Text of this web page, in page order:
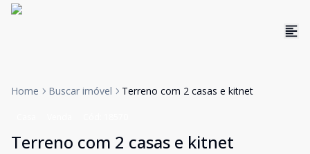
Home Buscar imóvel Terreno com 2 casas e kitnet
Terreno com 2 casas e kitnet